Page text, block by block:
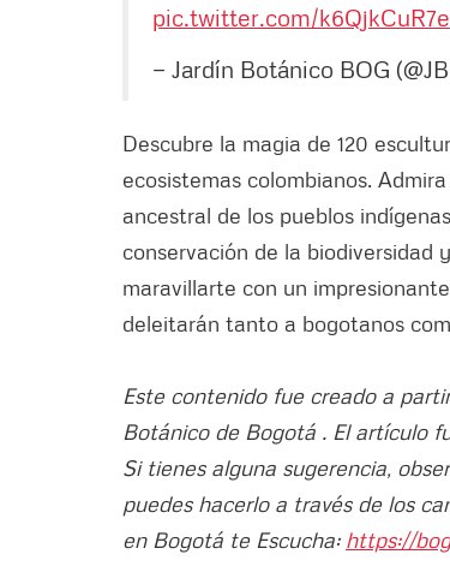
pic.twitter.com/k6QjkCuR7e
— Jardín Botánico BOG
Descubre la magia de 120
ecosistemas colombianos.
ancestral de los pueblos
conservación de la biodiversidad
maravillarte con un
deleitarán tanto a bogotanos
Este contenido fue creado a
Botánico de Bogotá . El artículo
Si tienes alguna sugerencia,
puedes hacerlo a través de los
en Bogotá te Escucha: https://